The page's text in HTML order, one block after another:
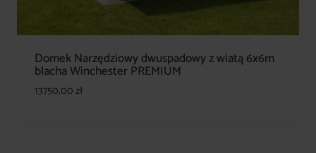
Domek Narzędziowy dwuspadowy z wiatą 6x6m
blacha Winchester PREMIUM
13750,00zł